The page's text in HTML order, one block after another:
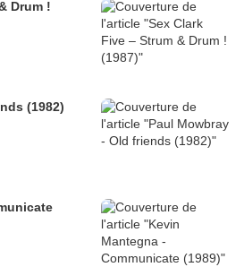
Drum !
(1982)